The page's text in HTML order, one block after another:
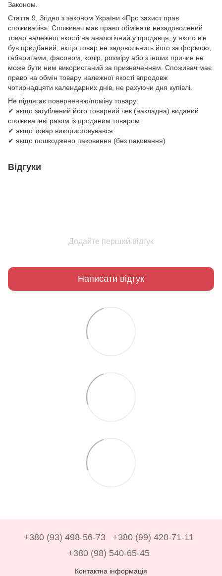
Законом.
Стаття 9. Згідно з законом України «Про захист прав
споживачів»: Споживач має право обміняти незадоволений
товар належної якості на аналогічний у продавця, у якого він
був придбаний, якщо товар не задовольнить його за формою,
габаритами, фасоном, колір, розміру або з інших причин не
може бути ним використаний за призначенням. Споживач має
право на обмін товару належної якості впродовж
чотирнадцяти календарних днів, не рахуючи дня купівлі.
Не підлягає поверненню/поміну товару:
✔ якщо загублений його товарний чек (накладна) виданий
споживачеві разом із проданим товаром
✔ якщо товар використовувався
✔ якщо пошкоджено паковання (без паковання)
Відгуки
Додайте перший відгук
Написати відгук
+380 (93) 498-56-73
+380 (99) 420-71-11
+380 (98) 540-65-45
Контактна інформація